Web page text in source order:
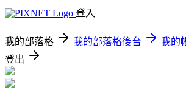
登入
我的部落格 我的部落格後台
我的
登出